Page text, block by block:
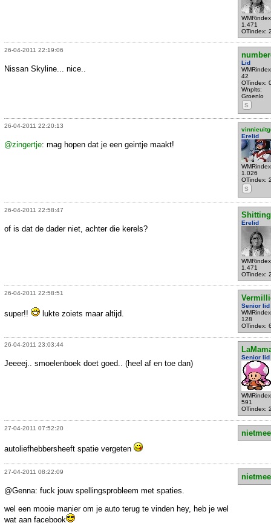
1.471
OTindex:
26-04-2011 22:19:06
Lid
42
OTindex:
Wnplts:
Groenlo
S
Nissan Skyline... nice..
26-04-2011 22:20:13
Erelid
1.026
OTindex:
S
@zingertje: mag hopen dat je een geintje maakt!
26-04-2011 22:58:47
Erelid
1.471
OTindex:
of is dat de dader niet, achter die kerels?
26-04-2011 22:58:51
Senior lid
128
OTindex:
super!! lukte zoiets maar altijd.
26-04-2011 23:03:44
Senior lid
591
OTindex:
Jeeeej.. smoelenboek doet goed.. (heel af en toe dan)
27-04-2011 07:52:20
autoliefhebbersheeft spatie vergeten
27-04-2011 08:22:09
@Genna: fuck jouw spellingsprobleem met spaties.
wel een mooie manier om je auto terug te vinden hey, heb je wel
wat aan facebook